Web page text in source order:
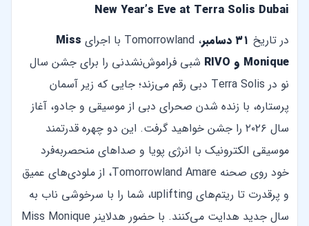
New Year’s Eve at Terra Solis Dubai
در تاریخ
، Tomorrowland با اجرای
Miss
Monique و RIVO
شبی فراموش‌نشدنی را برای جشن سال
نو در Terra Solis دبی رقم می‌زند؛ جایی که زیر آسمان
پرستاره، با زنده شدن صحرای دبی از موسیقی و جادو، آغاز
سال ۲۰۲۶ را جشن خواهید گرفت. این دو چهره قدرتمند
موسیقی الکترونیک با انرژی پویا و صداهای منحصربه‌فرد
خود روی صحنه Tomorrowland Amare، از ملودی‌های عمیق
و پرقدرت تا ریتم‌های uplifting، شما را با سرخوشی ناب به
سال جدید هدایت می‌کنند. با حضور هدلاینر Miss Monique